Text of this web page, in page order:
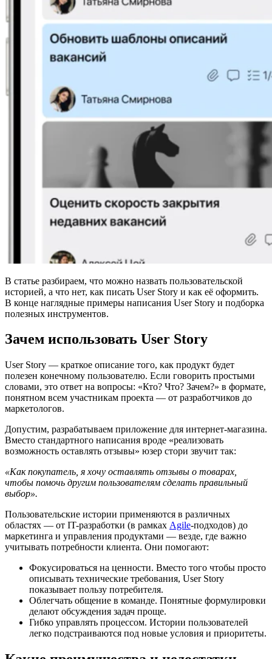
В статье разбираем, что можно назвать пользовательской
историей, а что нет, как писать User Story и как её оформить.
В конце наглядные примеры написания User Story и подборка
полезных инструментов.
Зачем использовать User Story
User Story — краткое описание того, как продукт будет
полезен конечному пользователю. Если говорить простыми
словами, это ответ на вопросы: «Кто? Что? Зачем?» в формате,
понятном всем участникам проекта — от разработчиков до
маркетологов.
Допустим, разрабатываем приложение для интернет-магазина.
Вместо стандартного написания вроде «реализовать
возможность оставлять отзывы» юзер стори звучит так:
«Как покупатель, я хочу оставлять отзывы о товарах,
чтобы помочь другим пользователям сделать правильный
выбор».
Пользовательские истории применяются в различных
областях — от IT-разработки (в рамках Agile-подходов) до
маркетинга и управления продуктами — везде, где важно
учитывать потребности клиента. Они помогают:
Фокусироваться на ценности. Вместо того чтобы просто
описывать технические требования, User Story
показывает пользу потребителя.
Облегчать общение в команде. Понятные формулировки
делают обсуждения задач проще.
Гибко управлять процессом. Истории пользователей
легко подстраиваются под новые условия и приоритеты.